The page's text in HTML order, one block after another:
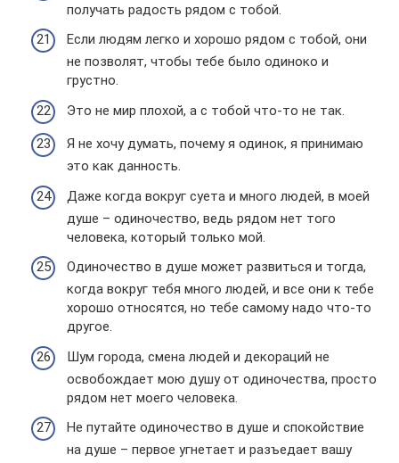
получать радость рядом с тобой.
Если людям легко и хорошо рядом с тобой, они
не позволят, чтобы тебе было одиноко и
грустно.
Это не мир плохой, а с тобой что-то не так.
Я не хочу думать, почему я одинок, я принимаю
это как данность.
Даже когда вокруг суета и много людей, в моей
душе – одиночество, ведь рядом нет того
человека, который только мой.
Одиночество в душе может развиться и тогда,
когда вокруг тебя много людей, и все они к тебе
хорошо относятся, но тебе самому надо что-то
другое.
Шум города, смена людей и декораций не
освобождает мою душу от одиночества, просто
рядом нет моего человека.
Не путайте одиночество в душе и спокойствие
на душе – первое угнетает и разъедает вашу